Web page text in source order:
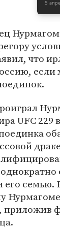
5
что
если
UFC 229
его семью.
приложив